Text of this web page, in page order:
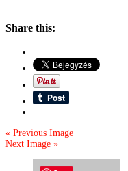
Share this:
« Previous Image
Next Image »